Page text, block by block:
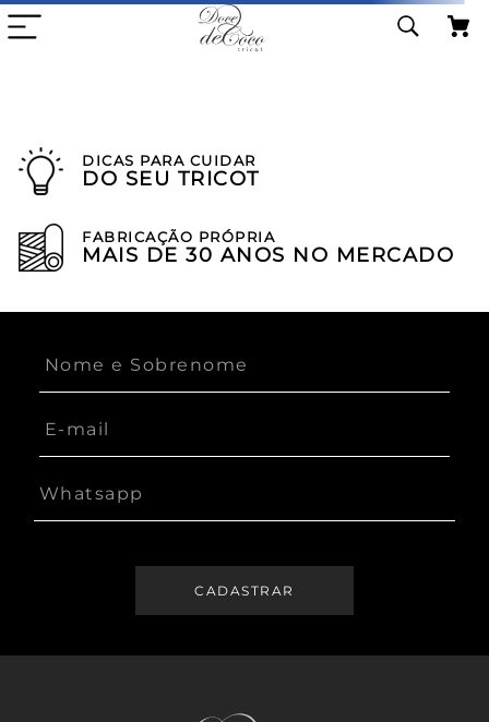
DICAS PARA CUIDAR
DO SEU TRICOT
FABRICAÇÃO PRÓPRIA
MAIS DE 30 ANOS NO MERCADO